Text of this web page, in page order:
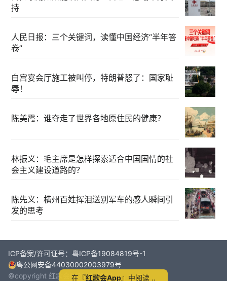
持
人民日报：三个关键词，读懂中国经济“半年答
卷”
白宫宴会厅施工被叫停，特朗普怒了：国家耻
辱！
陈美霞：谁夺走了世界各地原住民的健康？
林振义：毛主席是怎样探索适合中国国情的社
会主义建设道路的？
陈先义：横州百姓挥泪送别军车的感人瞬间引
发的思考
ICP备案/许可证号：粤ICP备19084819号-1
粤公网安备44030002003979号
©copyright 红歌会网2011-2024
在『红歌会App』中阅读 ..